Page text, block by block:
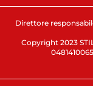
Direttore
Copyright 2023